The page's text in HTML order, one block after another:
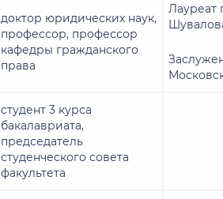
доктор юридических наук,
профессор, профессор
кафедры гражданского
права
студент 3 курса
бакалавриата,
председатель
студенческого совета
факультета